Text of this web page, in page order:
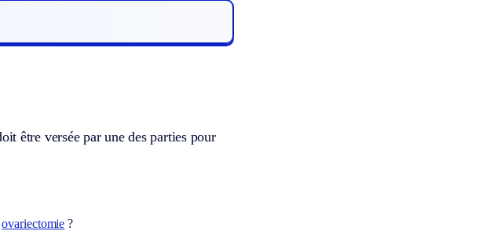
être versée par une des parties pour
ovariectomie ?